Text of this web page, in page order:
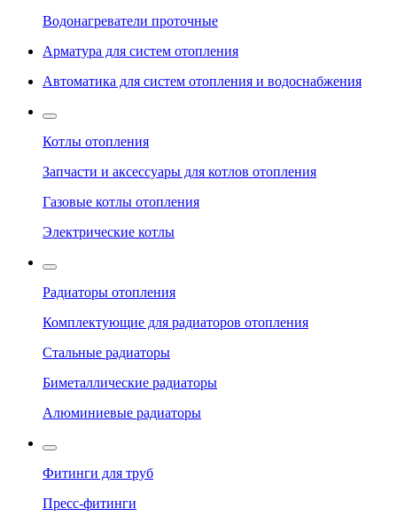
Водонагреватели проточные
Арматура для систем отопления
Автоматика для систем отопления и водоснабжения
Котлы отопления
Запчасти и аксессуары для котлов отопления
Газовые котлы отопления
Электрические котлы
Радиаторы отопления
Комплектующие для радиаторов отопления
Стальные радиаторы
Биметаллические радиаторы
Алюминиевые радиаторы
Фитинги для труб
Пресс-фитинги